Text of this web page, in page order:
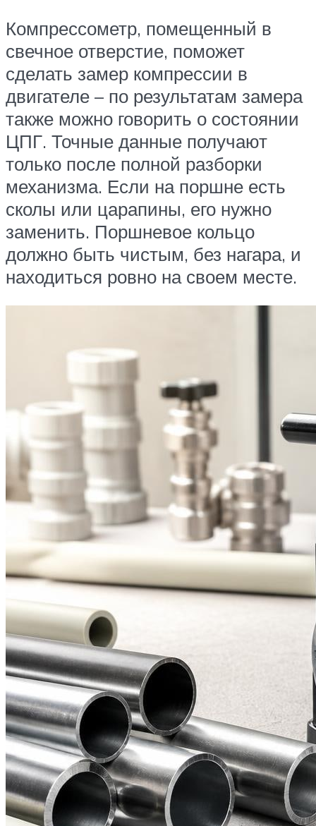
Компрессометр, помещенный в
свечное отверстие, поможет
сделать замер компрессии в
двигателе – по результатам замера
также можно говорить о состоянии
ЦПГ. Точные данные получают
только после полной разборки
механизма. Если на поршне есть
сколы или царапины, его нужно
заменить. Поршневое кольцо
должно быть чистым, без нагара, и
находиться ровно на своем месте.